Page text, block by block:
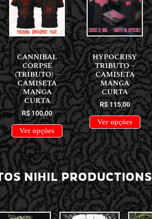
NOVIDADES
CANNIBAL
CORPSE
(TRIBUTO) –
CAMISETA
MANGA
CURTA
R$100,00
Ver opções
NOVIDADES
HYPOCRISY
TRIBUTO –
CAMISETA
MANGA
CURTA
R$115,00
Ver opções
NIHIL PRODUCTIONS